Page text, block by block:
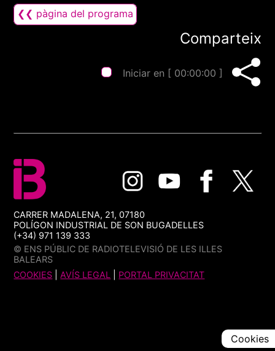
❮❮ pàgina del programa
Comparteix
Iniciar en [ 00:00:00 ]
CARRER MADALENA, 21, 07180
POLÍGON INDUSTRIAL DE SON BUGADELLES
(+34) 971 139 333
© ENS PÚBLIC DE RADIOTELEVISIÓ DE LES ILLES
BALEARS
COOKIES |AVÍS LEGAL PORTAL PRIVACITAT
Cookies